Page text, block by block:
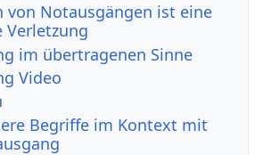
von Notausgängen ist eine
im übertragenen Sinne
Notausgang‏‎ Video
Begriffe im Kontext mit